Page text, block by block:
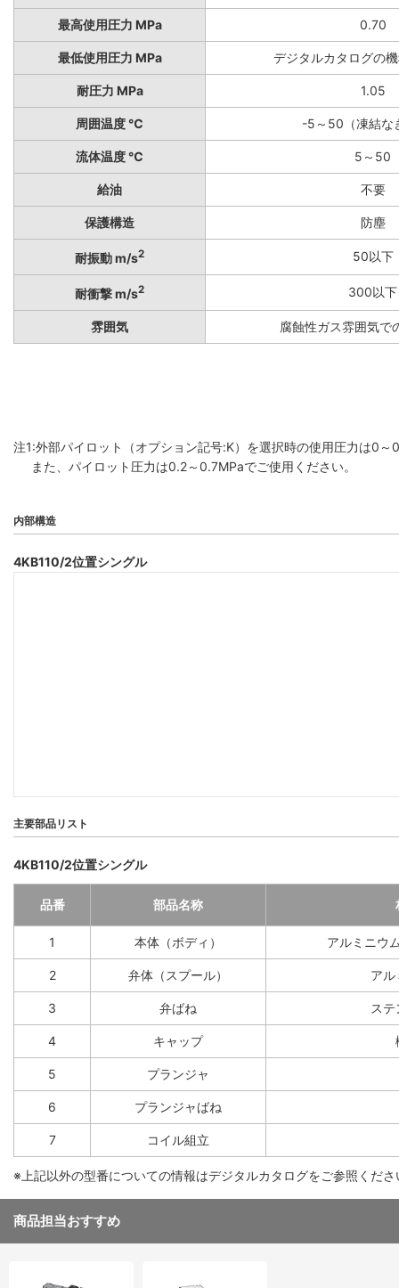
最高使用圧力 MPa 0.70
最低使用圧力 MPa デジタルカタログの
耐圧力 MPa 1.05
周囲温度 ℃ -5～50（凍結な
流体温度 ℃ 5～50
給油 不要
保護構造 防塵
耐振動 m/s2 50以下
耐衝撃 m/s2 300以下
雰囲気 腐蝕性ガス雰囲気で
注1:外部パイロット（オプション記号:K）を選択時の使用圧力は0～
また、パイロット圧力は0.2～0.7MPaでご使用ください。
内部構造
4KB110/2位置シングル
主要部品リスト
4KB110/2位置シングル
品番 部品名称
1 本体（ボディ） アルミニウ
2 弁体（スプール） アル
3 弁ばね ス
4 キャップ
5 プランジャ
6 プランジャばね
7 コイル組立
※上記以外の型番についての情報はデジタルカタログをご参照くださ
商品担当おすすめ